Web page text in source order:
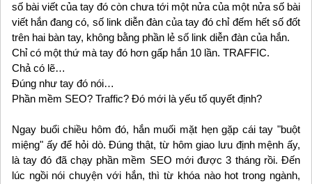
số bài viết của tay đó còn chưa tới một nửa của một nửa số bài
viết hắn đang có, số link diễn đàn của tay đó chỉ đếm hết số đốt
trên hai bàn tay, không bằng phần lẻ số link diễn đàn của hắn.
Chỉ có một thứ mà tay đó hơn gấp hắn 10 lần. TRAFFIC.
Chả có lẽ…
Đúng như tay đó nói…
Phần mềm SEO? Traffic? Đó mới là yếu tố quyết định?
Ngay buổi chiều hôm đó, hắn muối mặt hẹn gặp cái tay "buột
miệng" ấy để hỏi dò. Đúng thật, từ hôm giao lưu định mệnh ấy,
là tay đó đã chạy phần mềm SEO mới được 3 tháng rồi. Đến
lúc ngồi nói chuyện với hắn, thì từ khóa nào hot trong ngành,